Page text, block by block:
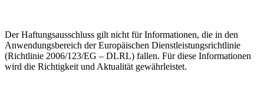
Der Haftungsausschluss gilt nicht für Informationen, die in den
Anwendungsbereich der Europäischen Dienstleistungsrichtlinie
(Richtlinie 2006/123/EG – DLRL) fallen. Für diese Informationen
wird die Richtigkeit und Aktualität gewährleistet.